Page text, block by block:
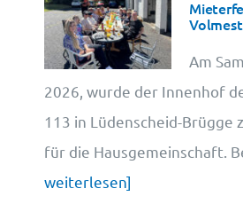
Cookie-Information
Am
2026, wurde der Innenhof
113 in Lüdenscheid-Brügge
für die Hausgemeinschaft.
weiterlesen]